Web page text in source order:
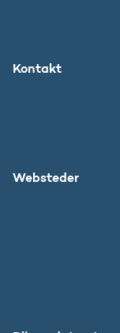
Kontakt
Websteder